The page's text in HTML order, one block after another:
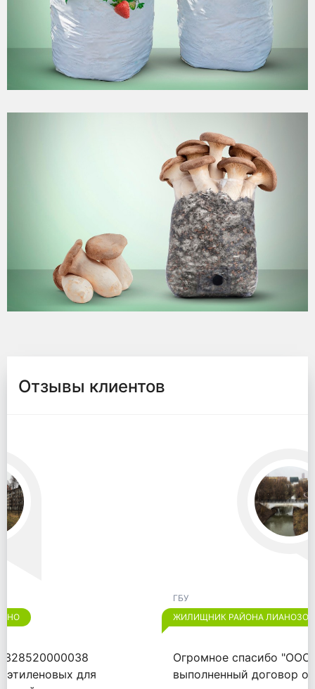
Отзывы клиентов
ЖИЛИЩНИК РАЙОНА ЛИАНОЗОВО
Огромное спасибо "ООО "ВАЙТПАК"" за
выполненный договор от 18.09.2020.